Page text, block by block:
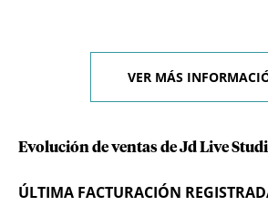
VER MÁS
Evolución de ventas de Jd Live
ÚLTIMA FACTURACIÓN